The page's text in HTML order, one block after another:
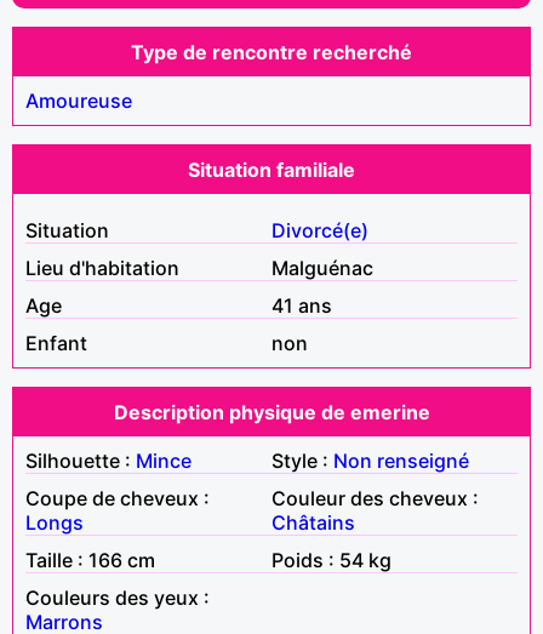
Type de rencontre recherché
Amoureuse
Situation familiale
Situation
Divorcé(e)
Lieu d'habitation
Malguénac
Age
41 ans
Enfant
non
Description physique de emerine
Silhouette : Mince Style : Non renseigné
Coupe de cheveux :
Longs
Couleur des cheveux :
Châtains
Taille : 166 cm
Poids : 54 kg
Couleurs des yeux :
Marrons